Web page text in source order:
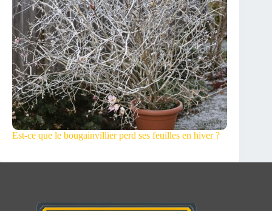
Est-ce que le bougainvillier perd ses feuilles en hiver ?